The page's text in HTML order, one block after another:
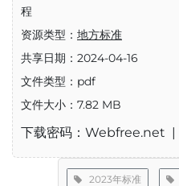
程
资源类型： 地方标准
共享日期：2024-04-16
文件类型：pdf
文件大小：7.82 MB
下载密码：Webfree.net |
2023年标准